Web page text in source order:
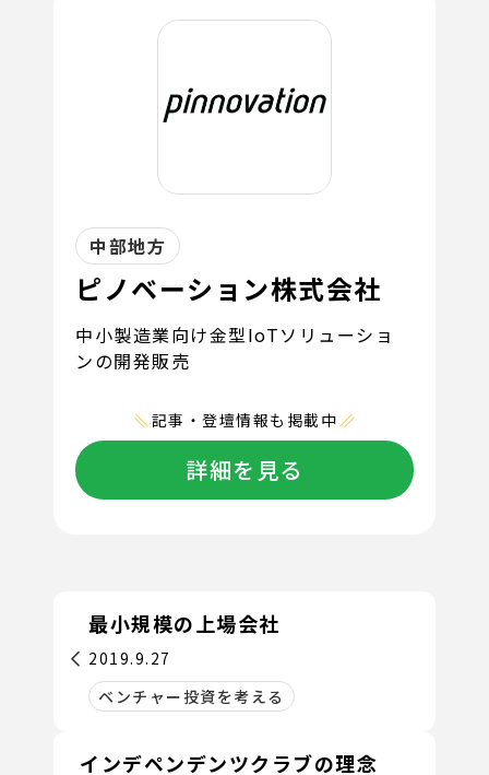
中部地方
ピノベーション株式会社
中小製造業向け金型IoTソリューショ
ンの開発販売
記事・登壇情報も掲載中
詳細を見る
最小規模の上場会社
2019.9.27
ベンチャー投資を考える
インデペンデンツクラブの理念